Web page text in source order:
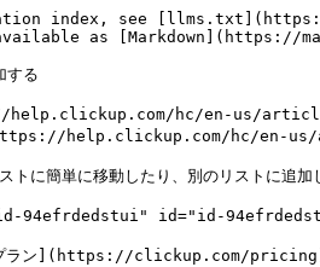
index, see
as [Markdown](https://
する
help.clickup.com/hc/en-us/
help.clickup.com/hc/en-us/
トに簡単に移動したり、別のリストに
94efrdedstui" id="id-
ラン](https://clickup.com/pricing)で